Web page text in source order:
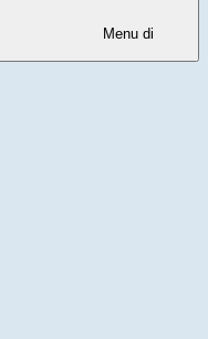
Menu di